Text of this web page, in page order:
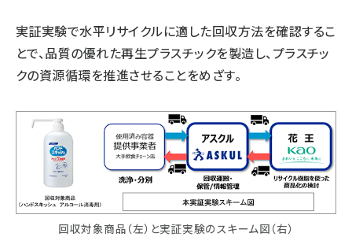
実証実験で水平リサイクルに適した回収方法を確認するこ
とで、品質の優れた再生プラスチックを製造し、プラスチッ
クの資源循環を推進させることをめざす。
回収対象商品（左）と実証実験のスキーム図（右）